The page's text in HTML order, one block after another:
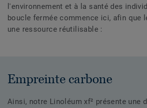
l'environnement et à la santé des
boucle fermée commence ici, afin que
une ressource réutilisable :
Empreinte carbone
Ainsi, notre Linoléum xf² présente une